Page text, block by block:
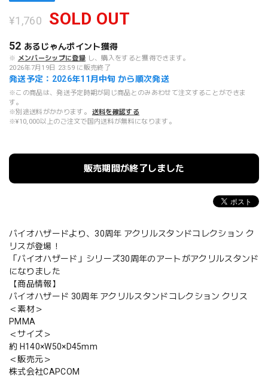
¥1,760 SOLD OUT
52 あるじゃんポイント獲得
※ メンバーシップに登録 し、購入をすると獲得できます。
2026年7月19日 23:59 に販売終了
発送予定：2026年11月中旬 から順次発送
※この商品は、発送予定時期が同じ商品とのみあわせて注文することができま
す。
※別途送料がかかります。
送料を確認する
※¥10,000以上のご注文で国内送料が無料になります。
販売期間が終了しました
バイオハザードより、30周年 アクリルスタンドコレクション ク
リスが登場！
「バイオハザード」シリーズ30周年のアートがアクリルスタンド
になりました
【商品情報】
バイオハザード 30周年 アクリルスタンドコレクション クリス
＜素材＞
PMMA
＜サイズ＞
約 H140×W50×D45mm
＜販売元＞
株式会社CAPCOM